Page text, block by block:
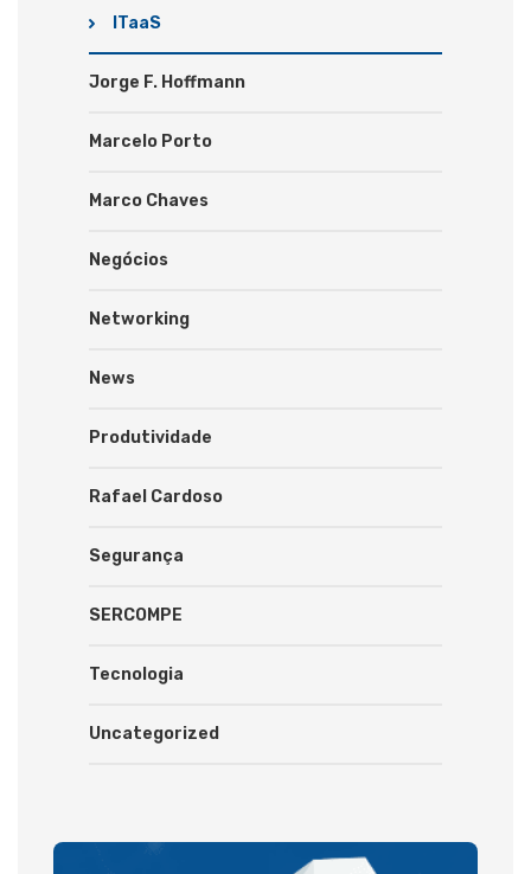
ITaaS
Jorge F. Hoffmann
Marcelo Porto
Marco Chaves
Negócios
Networking
News
Produtividade
Rafael Cardoso
Segurança
SERCOMPE
Tecnologia
Uncategorized